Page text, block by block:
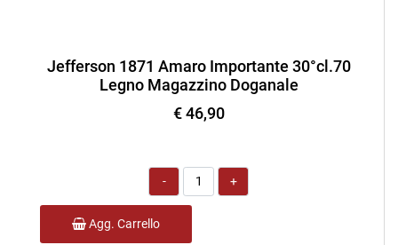
Jefferson 1871 Amaro Importante 30°cl.70
Legno Magazzino Doganale
€ 46,90
Quantità
Agg. Carrello